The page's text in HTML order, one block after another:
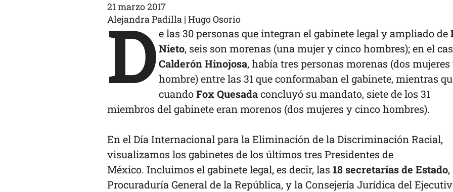
21 marzo 2017
Alejandra Padilla | Hugo Osorio
De las 30 personas que integran el gabinete legal y ampliado de
Nieto, seis son morenas (una mujer y cinco hombres); en el
Calderón Hinojosa, había tres personas morenas (dos
hombre) entre las 31 que conformaban el gabinete, mientras
cuandoFox Quesadaconcluyó su mandato, siete de los 31
miembros del gabinete eran morenos (dos mujeres y cinco hombres).
En el Día Internacional para la Eliminación de la Discriminación Racial,
visualizamos los gabinetes de los últimos tres Presidentes de
México. Incluimos el gabinete legal, es decir, las 18 secretarías de Estado
Procuraduría General de la República, y la Consejería Jurídica del